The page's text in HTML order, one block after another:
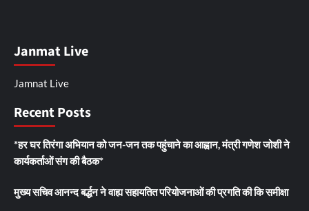
Janmat Live
Jamnat Live
Recent Posts
*हर घर तिरंगा अभियान को जन-जन तक पहुंचाने का आह्वान, मंत्री गणेश जोशी ने
कार्यकर्ताओं संग की बैठक*
मुख्य सचिव आनन्द बर्द्धन ने वाह्य सहायतित परियोजनाओं की प्रगति की कि समीक्षा